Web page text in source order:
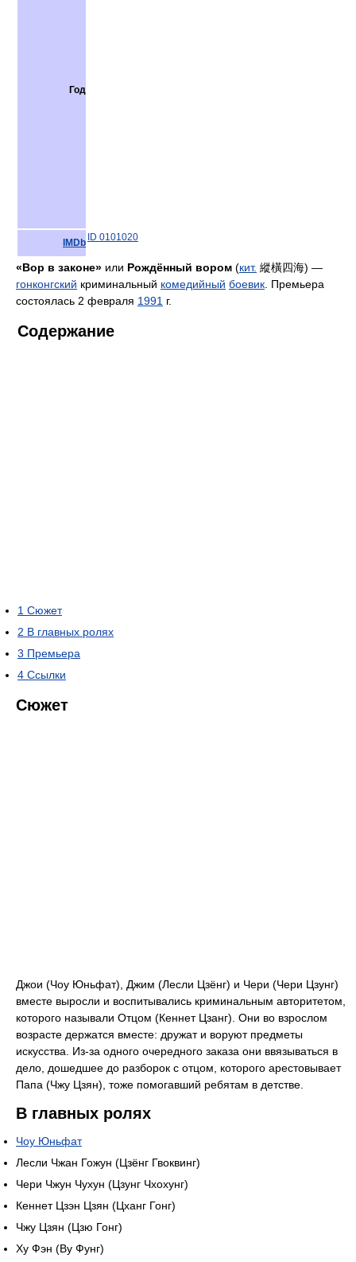
Год
IMDb ID 0101020
«Вор в законе» или Рождённый вором (кит. 縱橫四海) —
гонконгский криминальный комедийный боевик . Премьера
состоялась 2 февраля 1991 г.
Содержание
1 Сюжет
2 В главных ролях
3 Премьера
4 Ссылки
Сюжет
Джои (Чоу Юньфат), Джим (Лесли Цзёнг) и Чери (Чери Цзунг)
вместе выросли и воспитывались криминальным авторитетом,
которого называли Отцом (Кеннет Цзанг). Они во взрослом
возрасте держатся вместе: дружат и воруют предметы
искусства. Из-за одного очередного заказа они ввязываться в
дело, дошедшее до разборок с отцом, которого арестовывает
Папа (Чжу Цзян), тоже помогавший ребятам в детстве.
В главных ролях
Чоу Юньфат
Лесли Чжан Гожун (Цзёнг Гвоквинг)
Чери Чжун Чухун (Цзунг Чхохунг)
Кеннет Цзэн Цзян (Цханг Гонг)
Чжу Цзян (Цзю Гонг)
Ху Фэн (Ву Фунг)